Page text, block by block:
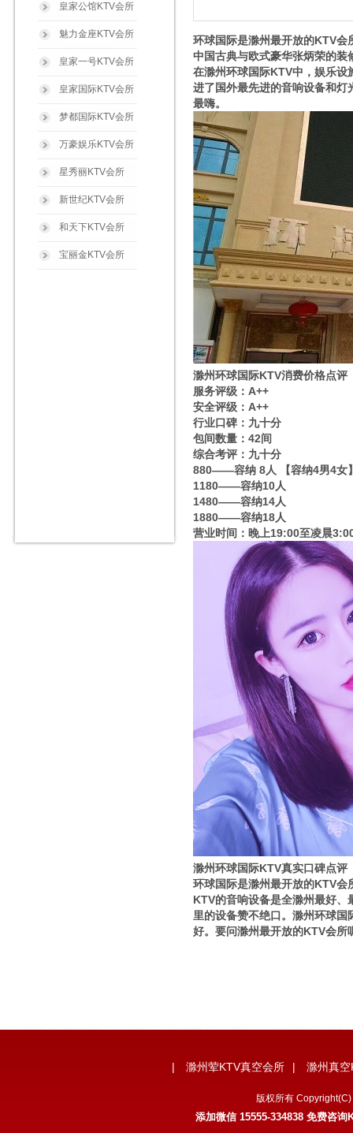
皇家公馆KTV会所
魅力金座KTV会所
皇家一号KTV会所
皇家国际KTV会所
梦都国际KTV会所
万豪娱乐KTV会所
星秀丽KTV会所
新世纪KTV会所
和天下KTV会所
宝丽金KTV会所
环球国际是滁州最开放的KTV会
中国古典与欧式豪华张炳荣的
在滁州环球国际KTV中，娱乐设
进了国外最先进的音响设备和
最嗨。
滁州环球国际KTV消费价格点评
服务评级：A++
安全评级：A++
行业口碑：九十分
包间数量：42间
综合考评：九十分
880——容纳 8人 【容纳4男4女
1180——容纳10人
1480——容纳14人
1880——容纳18人
营业时间：晚上19:00至凌
滁州环球国际KTV真实口碑点评
环球国际是滁州最开放的KTV会
KTV的音响设备是全滁州最好
里的设备赞不绝口。滁州环球
好。要问滁州最开放的KTV会
| 滁州荤KTV真空会所 | 滁州真
版权所有
添加微信 15555-334838 免费咨